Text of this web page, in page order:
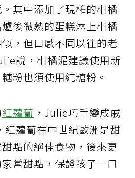
其中添加了現榨的柑橘
後微熱的蛋糕淋上柑橘
，但口感不同以往的老
說，柑橘泥建議使用新
粉也須使用純糖粉。
紅蘿蔔 ，Julie巧手變成戚
蘿蔔在中世紀歐洲是甜
點的絕佳食物，後來更
常甜點，保證孩子一口